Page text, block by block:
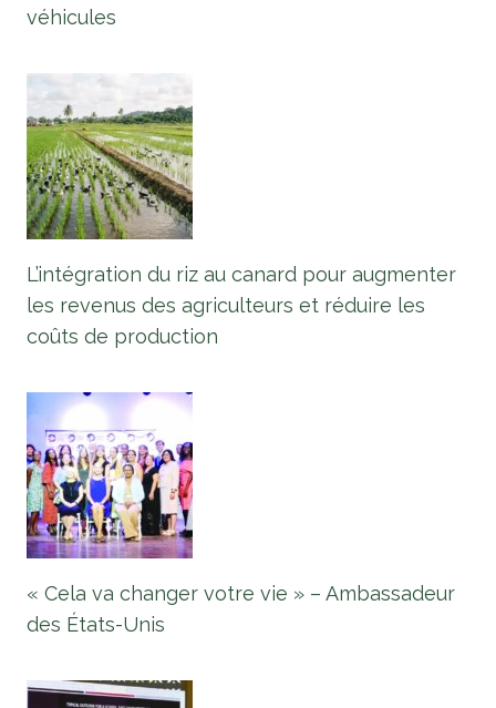
véhicules
L’intégration du riz au canard pour augmenter
les revenus des agriculteurs et réduire les
coûts de production
« Cela va changer votre vie » – Ambassadeur
des États-Unis